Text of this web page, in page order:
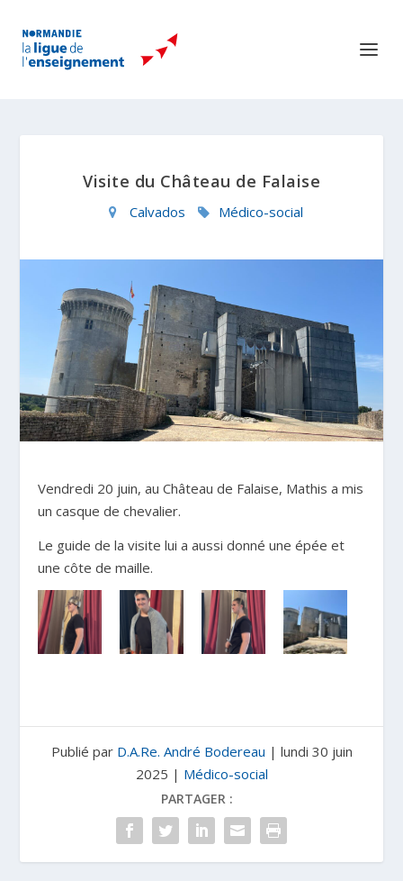
Visite du Château de Falaise
Calvados Médico-social
Vendredi 20 juin, au Château de Falaise, Mathis a mis
un casque de chevalier.
Le guide de la visite lui a aussi donné une épée et
une côte de maille.
Publié par D.A.Re. André Bodereau | lundi 30 juin
2025 | Médico-social
PARTAGER :